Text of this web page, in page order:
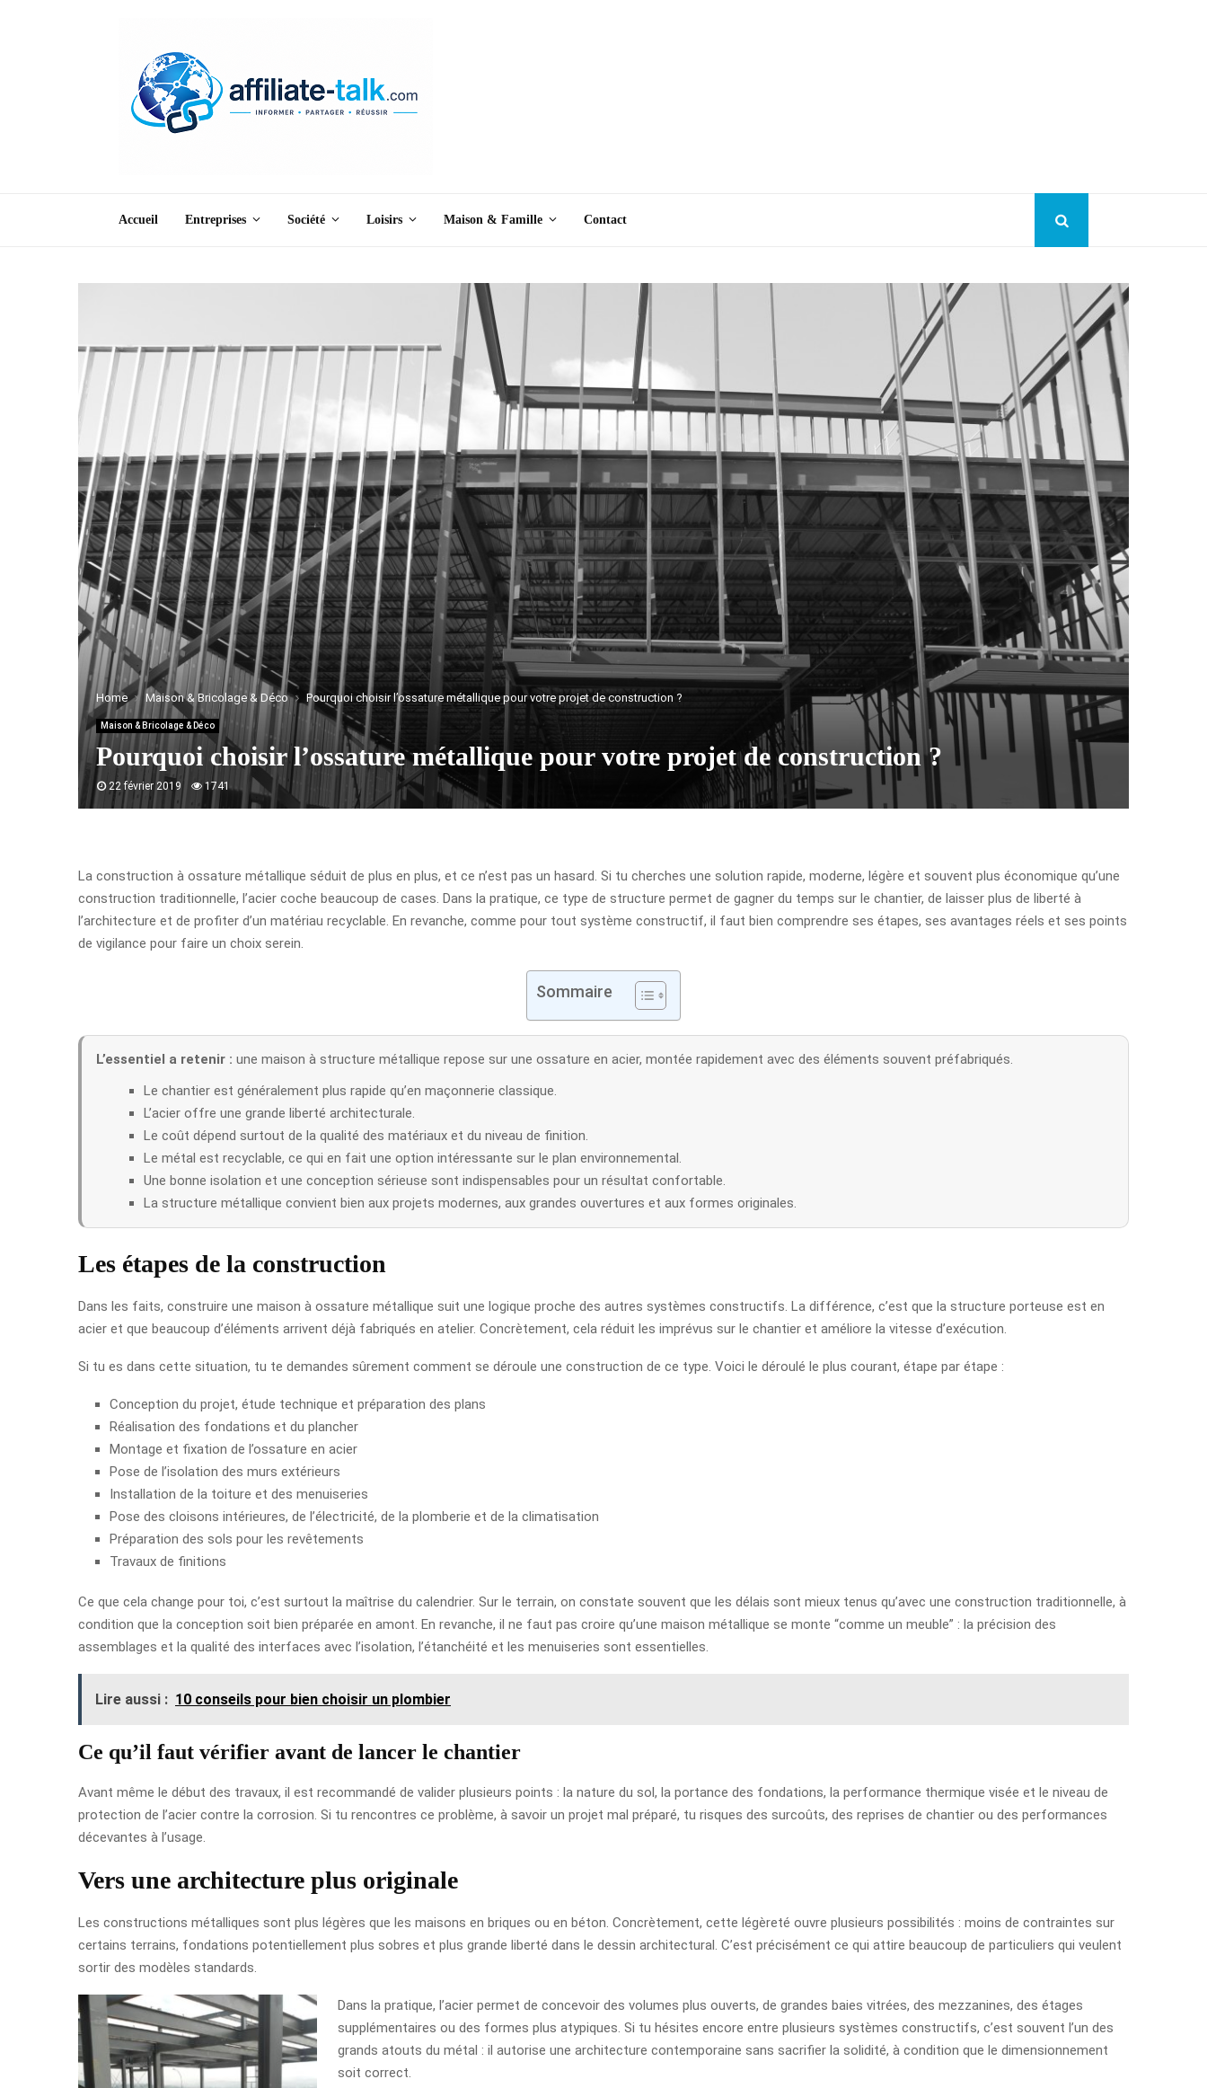
Accueil Entreprises Société Loisirs Maison & Famille Contact
Home Maison & Bricolage & Déco Pourquoi choisir l’ossature métallique pour votre projet de construction ?
Maison & Bricolage & Déco
Pourquoi choisir l’ossature métallique pour votre projet de construction ?
22 février 2019 1741
La construction à ossature métallique séduit de plus en plus, et ce n’est pas un hasard. Si tu cherches une solution rapide, moderne, légère et souvent plus économique qu’une
construction traditionnelle, l’acier coche beaucoup de cases. Dans la pratique, ce type de structure permet de gagner du temps sur le chantier, de laisser plus de liberté à
l’architecture et de profiter d’un matériau recyclable. En revanche, comme pour tout système constructif, il faut bien comprendre ses étapes, ses avantages réels et ses points
de vigilance pour faire un choix serein.
Sommaire
L’essentiel a retenir : une maison à structure métallique repose sur une ossature en acier, montée rapidement avec des éléments souvent préfabriqués.
Le chantier est généralement plus rapide qu’en maçonnerie classique.
L’acier offre une grande liberté architecturale.
Le coût dépend surtout de la qualité des matériaux et du niveau de finition.
Le métal est recyclable, ce qui en fait une option intéressante sur le plan environnemental.
Une bonne isolation et une conception sérieuse sont indispensables pour un résultat confortable.
La structure métallique convient bien aux projets modernes, aux grandes ouvertures et aux formes originales.
Les étapes de la construction
Dans les faits, construire une maison à ossature métallique suit une logique proche des autres systèmes constructifs. La différence, c’est que la structure porteuse est en
acier et que beaucoup d’éléments arrivent déjà fabriqués en atelier. Concrètement, cela réduit les imprévus sur le chantier et améliore la vitesse d’exécution.
Si tu es dans cette situation, tu te demandes sûrement comment se déroule une construction de ce type. Voici le déroulé le plus courant, étape par étape :
Conception du projet, étude technique et préparation des plans
Réalisation des fondations et du plancher
Montage et fixation de l’ossature en acier
Pose de l’isolation des murs extérieurs
Installation de la toiture et des menuiseries
Pose des cloisons intérieures, de l’électricité, de la plomberie et de la climatisation
Préparation des sols pour les revêtements
Travaux de finitions
Ce que cela change pour toi, c’est surtout la maîtrise du calendrier. Sur le terrain, on constate souvent que les délais sont mieux tenus qu’avec une construction traditionnelle, à
condition que la conception soit bien préparée en amont. En revanche, il ne faut pas croire qu’une maison métallique se monte “comme un meuble” : la précision des
assemblages et la qualité des interfaces avec l’isolation, l’étanchéité et les menuiseries sont essentielles.
Lire aussi : 10 conseils pour bien choisir un plombier
Ce qu’il faut vérifier avant de lancer le chantier
Avant même le début des travaux, il est recommandé de valider plusieurs points : la nature du sol, la portance des fondations, la performance thermique visée et le niveau de
protection de l’acier contre la corrosion. Si tu rencontres ce problème, à savoir un projet mal préparé, tu risques des surcoûts, des reprises de chantier ou des performances
décevantes à l’usage.
Vers une architecture plus originale
Les constructions métalliques sont plus légères que les maisons en briques ou en béton. Concrètement, cette légèreté ouvre plusieurs possibilités : moins de contraintes sur
certains terrains, fondations potentiellement plus sobres et plus grande liberté dans le dessin architectural. C’est précisément ce qui attire beaucoup de particuliers qui veulent
sortir des modèles standards.
Dans la pratique, l’acier permet de concevoir des volumes plus ouverts, de grandes baies vitrées, des mezzanines, des étages
supplémentaires ou des formes plus atypiques. Si tu hésites encore entre plusieurs systèmes constructifs, c’est souvent l’un des
grands atouts du métal : il autorise une architecture contemporaine sans sacrifier la solidité, à condition que le dimensionnement
soit correct.